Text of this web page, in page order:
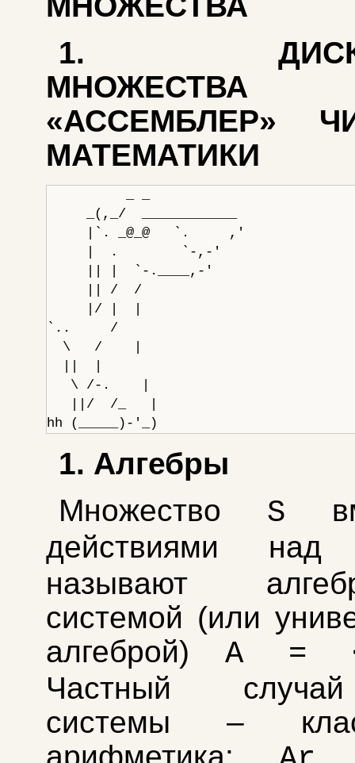
1.
«АССЕМБЛЕР»
МАТЕМАТИКИ
_(,_/  ____________
|`. _@_@   `.     ,'
|  .        `-,-'
|| |  `-.____,-'
|| /  /
|/ |  |
`..     /
\   /    |
\ /-.    |
||/  /_   |
1. Алгебры
Множество S
действиями
называют
системой (или
алгеброй) А =
Частный
системы –